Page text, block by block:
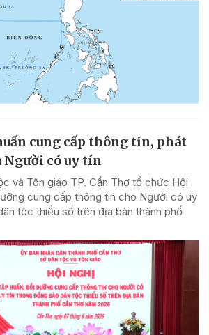
cung cấp thông tin, phát
Người có uy tín
và Tôn giáo TP. Cần Thơ tổ chức Hội
cung cấp thông tin cho Người có uy
tộc thiểu số trên địa bàn thành phố